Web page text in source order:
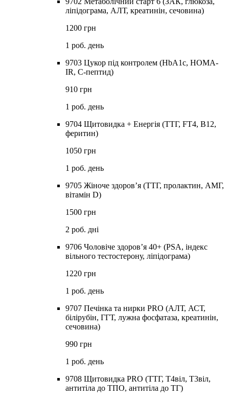
ліпідограма, АЛТ, креатинін, сечовина)
1200 грн
1 роб. день
9703 Цукор під контролем (HbA1c, HOMA-
IR, С-пептид)
910 грн
1 роб. день
9704 Щитовидка + Енергія (ТТГ, FT4, В12,
феритин)
1050 грн
1 роб. день
9705 Жіноче здоров’я (ТТГ, пролактин, АМГ,
вітамін D)
1500 грн
2 роб. дні
9706 Чоловіче здоров’я 40+ (PSA, індекс
вільного тестостерону, ліпідограма)
1220 грн
1 роб. день
9707 Печінка та нирки PRO (АЛТ, АСТ,
білірубін, ГГТ, лужна фосфатаза, креатинін,
сечовина)
990 грн
1 роб. день
9708 Щитовидка PRO (ТТГ, T4віл, T3віл,
антитіла до ТПО, антитіла до ТГ)